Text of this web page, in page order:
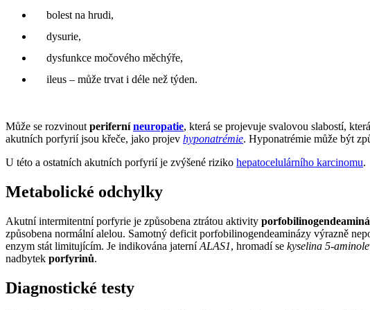
bolest na hrudi,
dysurie,
dysfunkce močového měchýře,
ileus – může trvat i déle než týden.
Může se rozvinout periferníneuropatie, která se projevuje svalovou slabostí,
akutních porfyrií jsou křeče, jako projev hyponatrémie. Hyponatrémie může být
U této a ostatních akutních porfyrií je zvýšené riziko hepatocelulárního karcinomu.
Metabolické odchylky
Akutní intermitentní porfyrie je způsobena ztrátou aktivity
způsobena normální alelou. Samotný deficit porfobilinogendeaminázy výrazně
enzym stát limitujícím. Je indikována jaterníALAS1, hromadí se kyselina 5-
nadbytek porfyrinů.
Diagnostické testy